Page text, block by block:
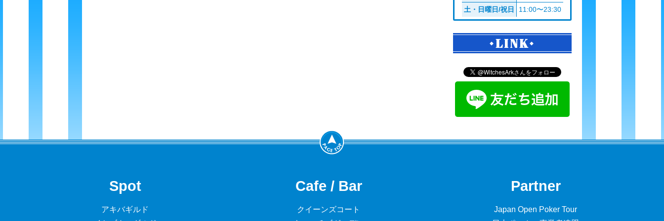
土・日曜日/祝日
11:00〜23:30
LINK
Spot
アキバギルド
Cafe / Bar
クイーンズコート
Partner
Japan Open Poker Tour